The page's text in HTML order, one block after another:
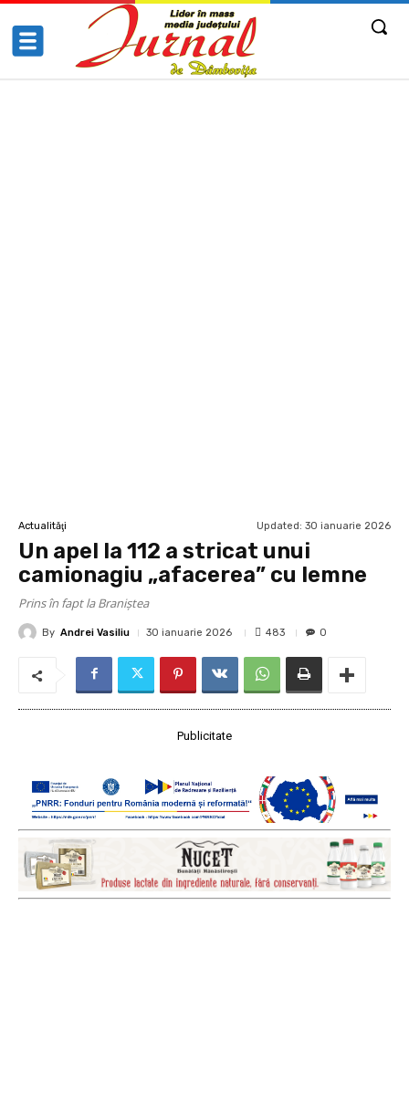
Actualităţi Updated: 30 ianuarie 2026
Un apel la 112 a stricat unui
camionagiu „afacerea” cu lemne
Prins în fapt la Braniștea
By Andrei Vasiliu 30 ianuarie 2026 483 0
Publicitate